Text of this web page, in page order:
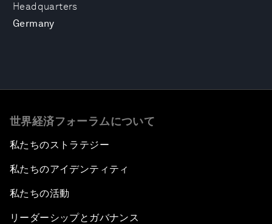
Headquarters
Germany
世界経済フォーラムについて
私たちのストラテジー
私たちのアイデンティティ
私たちの活動
リーダーシップとガバナンス